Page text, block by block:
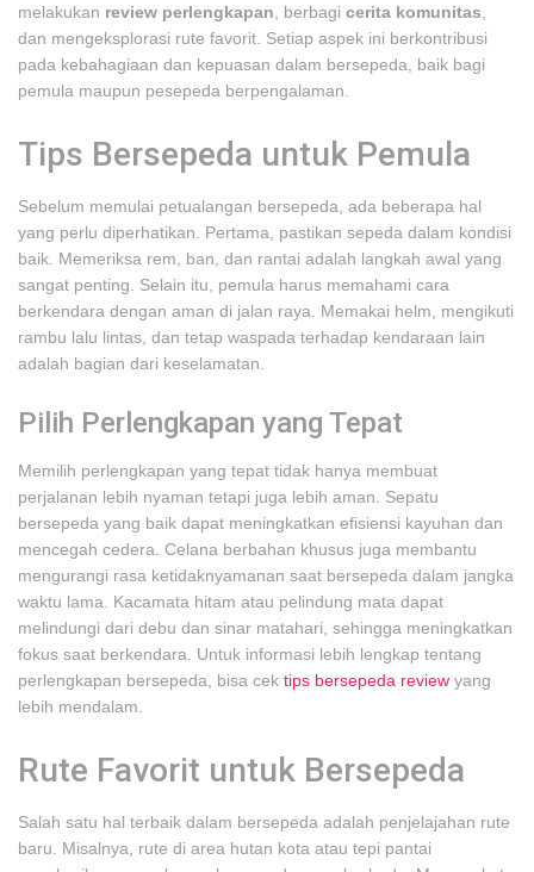
melakukan review perlengkapan , berbagi cerita komunitas
dan mengeksplorasi rute favorit. Setiap aspek ini berkontribusi
pada kebahagiaan dan kepuasan dalam bersepeda, baik bagi
pemula maupun pesepeda berpengalaman.
Tips Bersepeda untuk Pemula
Sebelum memulai petualangan bersepeda, ada beberapa hal
yang perlu diperhatikan. Pertama, pastikan sepeda dalam kondisi
baik. Memeriksa rem, ban, dan rantai adalah langkah awal yang
sangat penting. Selain itu, pemula harus memahami cara
berkendara dengan aman di jalan raya. Memakai helm, mengikuti
rambu lalu lintas, dan tetap waspada terhadap kendaraan lain
adalah bagian dari keselamatan.
Pilih Perlengkapan yang Tepat
Memilih perlengkapan yang tepat tidak hanya membuat
perjalanan lebih nyaman tetapi juga lebih aman. Sepatu
bersepeda yang baik dapat meningkatkan efisiensi kayuhan dan
mencegah cedera. Celana berbahan khusus juga membantu
mengurangi rasa ketidaknyamanan saat bersepeda dalam jangka
waktu lama. Kacamata hitam atau pelindung mata dapat
melindungi dari debu dan sinar matahari, sehingga meningkatkan
fokus saat berkendara. Untuk informasi lebih lengkap tentang
perlengkapan bersepeda, bisa cek tips bersepeda review yang
lebih mendalam.
Rute Favorit untuk Bersepeda
Salah satu hal terbaik dalam bersepeda adalah penjelajahan rute
baru. Misalnya, rute di area hutan kota atau tepi pantai